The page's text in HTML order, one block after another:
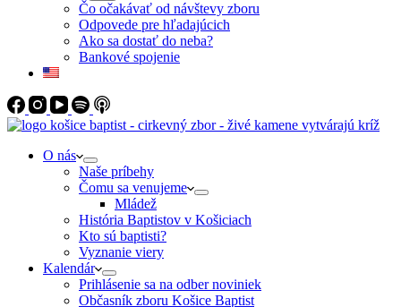
Čo očakávať od návštevy zboru
Odpovede pre hľadajúcich
Ako sa dostať do neba?
Bankové spojenie
O nás
Naše príbehy
Čomu sa venujeme
Mládež
História Baptistov v Košiciach
Kto sú baptisti?
Vyznanie viery
Kalendár
Prihlásenie sa na odber noviniek
Občasník zboru Košice Baptist